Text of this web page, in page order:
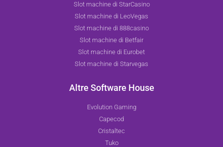
Slot machine di StarCasino
Slot machine di LeoVegas
Slot machine di 888casino
Slot machine di Betfair
Slot machine di Eurobet
Slot machine di Starvegas
Altre Software House
Evolution Gaming
Capecod
Cristaltec
Tuko